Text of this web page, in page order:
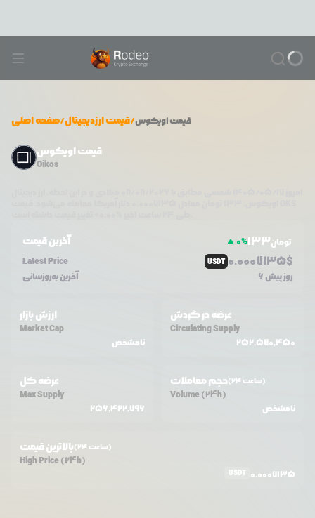
صفحه اصلی/قیمت ارزدیجیتال/ قیمتاویکوس
قیمت اویکوس
Oikos
آخرین قیمت 0%133تومان
Latest Price
USDT 0.0007135$
آخرین به‌روزسانی 6 روز پیش
ارزش بازار
Market Cap
نامشخص
عرضه در گردش
Circulating Supply
252,570,450
عرضه کل
Max Supply
256,422,796
حجم معاملات (24 ساعت)
Volume (24h)
نامشخص
بالاترین قیمت (24 ساعت)
High Price (24h)
USDT 0.0007135